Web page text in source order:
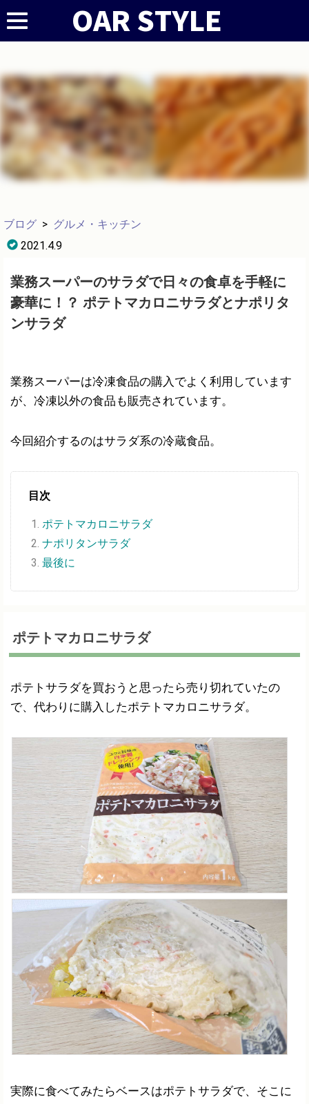
ブログ > グルメ・キッチン
2021.4.9
業務スーパーのサラダで日々の食卓を手軽に
豪華に！？ ポテトマカロニサラダとナポリタ
ンサラダ
業務スーパーは冷凍食品の購入でよく利用しています
が、冷凍以外の食品も販売されています。
今回紹介するのはサラダ系の冷蔵食品。
目次
ポテトマカロニサラダ
ナポリタンサラダ
最後に
ポテトマカロニサラダ
ポテトサラダを買おうと思ったら売り切れていたの
で、代わりに購入したポテトマカロニサラダ。
実際に食べてみたらベースはポテトサラダで、そこに